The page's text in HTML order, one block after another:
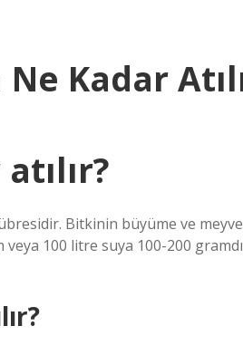
Kadar
Bitkinin büyüme ve
100 litre suya 100-200